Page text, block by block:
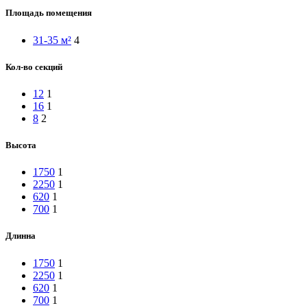
Площадь помещения
31-35 м² 4
Кол-во секций
12 1
16 1
8 2
Высота
1750 1
2250 1
620 1
700 1
Длинна
1750 1
2250 1
620 1
700 1